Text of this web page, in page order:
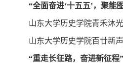
“全面奋进‘十五五’，聚能
山东大学历史学院青禾沐
山东大学历史学院百廿新
“重走长征路，奋进新征程